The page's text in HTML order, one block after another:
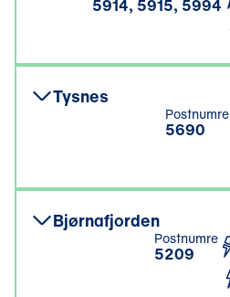
5914, 5915, 5994
Tysnes
Postnumre
5690
Bjørnafjorden
Postnumre
5209